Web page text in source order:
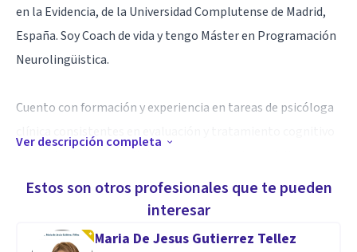
en la Evidencia, de la Universidad Complutense de Madrid,
España. Soy Coach de vida y tengo Máster en Programación
Neurolingüistica.
Cuento con formación y experiencia en tareas de psicóloga
parejas.
Realicé los siguientes cursos:
Ver descripción completa
Estos son otros profesionales que te pueden
interesar
Maria De Jesus Gutierrez Tellez